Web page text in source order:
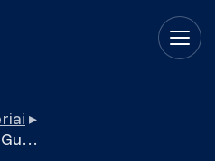
▸
Polytechnic Institute of Guarda